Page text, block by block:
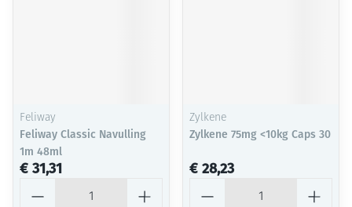
Feliway
Feliway Classic Navulling
1m 48ml
€ 31,31
Zylkene
Zylkene 75mg <10kg Caps 30
€ 28,23